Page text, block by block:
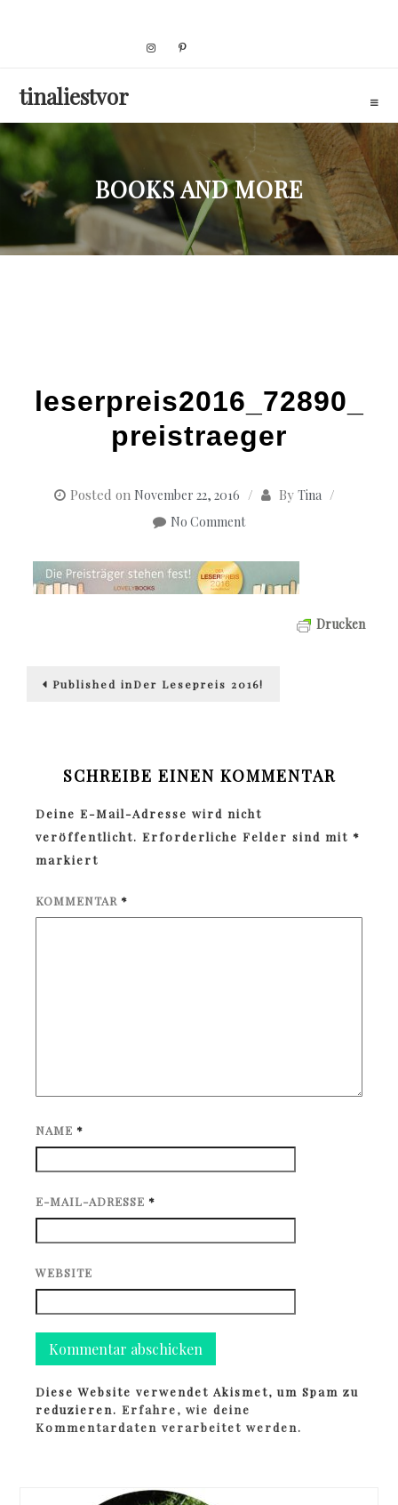
tinaliestvor
BOOKS AND MORE
leserpreis2016_72890_
preistraeger
Posted on November 22, 2016 By Tina
No Comment
Drucken
Beitragsnavigation
Published inDer Lesepreis 2016!
SCHREIBE EINEN KOMMENTAR
Deine E-Mail-Adresse wird nicht
veröffentlicht. Erforderliche Felder sind mit *
markiert
KOMMENTAR *
NAME *
E-MAIL-ADRESSE *
WEBSITE
Diese Website verwendet Akismet, um Spam zu
reduzieren.Erfahre, wie deine
Kommentardaten verarbeitet werden.